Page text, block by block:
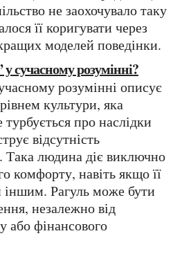
не заохочувало таку
її коригувати через
моделей поведінки.
у сучасному розумінні?
культури, яка
турбується про наслідки
відсутність
Така людина діє виключно
комфорту, навіть якщо її
іншим. Рагуль може бути
незалежно від
або фінансового